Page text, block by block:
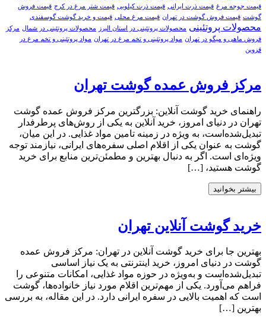
قیمت جوجه مرغ قیمت ذرت ایرانی قیمت ذرت کیلویی قیمت شتر مرغ در کرج قیمت فروش
گوشت قیمت فروش گوشت در تهران قیمت مرغ محلی قیمت و خرید گوشت گوسفندی
محصولات پروتئینی محصولات پروتئینی در استان البرز محصولات پروتئینی در شمال مرکز
فروش ماهی و میگو در تهران مواد پروتئینی و تخم مرغ در تهران مواد پروتئینی و تخم مرغ در
قزوین
مرکز فروش عمده گوشت تهران
راهنمای خرید گوشت آنلاین: بزرگترین مرکز فروش عمده گوشت
تهران در دنیای امروز، خرید آنلاین به یکی از روش‌های پرطرفدار
تبدیل‌شده‌است، به ویژه در زمینه تامین مواد غذایی. در این میان،
گوشت به عنوان یکی از اقلام اصلی سفره‌های ایرانی، نیازمند توجه
ویژه‌ای است. اگر به دنبال بهترین و مطمئن‌ترین منابع برای خرید
گوشت هستید، […]
بیشتر بخوانید
خرید گوشت آنلاین تهران
بهترین جا برای خرید گوشت آنلاین در تهران: مرکز فروش عمده
گوشت در دنیای امروز، خرید اینترنتی به یک نیاز اساسی
تبدیل‌شده‌است و به‌ویژه در حوزه مواد غذایی، امکانات متنوعی را
فراهم می‌آورد. یکی از مهم‌ترین اقلام مورد نیاز خانواده‌ها، گوشت
است که اهمیت بالایی در سفره ایرانی دارد. در این مقاله، به بررسی
بهترین […]